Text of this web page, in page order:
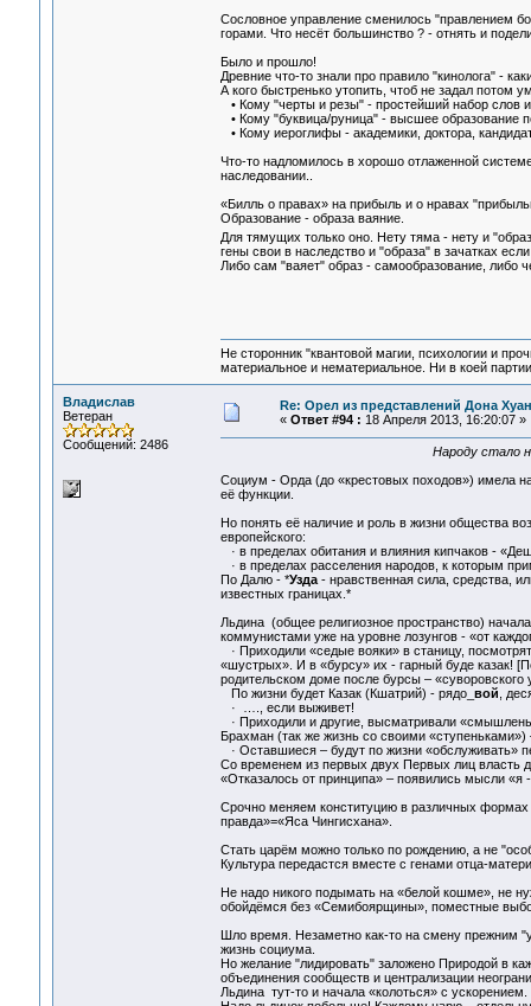
Сословное управление сменилось "правлением
горами. Что несёт большинство ? - отнять и
Было и прошло!
Древние что-то знали про правило "кинолога" -
А кого быстренько утопить, чтоб не задал
• Кому "черты и резы" - простейший набор слов
• Кому "буквица/руница" - высшее образование
• Кому иероглифы - академики, доктора,
Что-то надломилось в хорошо отлаженной
наследовании..
«Билль о правах» на прибыль и о нравах
Образование - образа ваяние.
Для тямущих только оно. Нету тяма - нету и
гены свои в наследство и "образа" в зачатках
Либо сам "ваяет" образ - самообразование, либо
Не сторонник "квантовой магии, психологии и
материальное и нематериальное. Ни в коей
Владислав
Ветеран
Сообщений: 2486
Re: Орел из представлений Дона
« Ответ #94 : 18 Апреля 2013, 16:20:07 »
Народу стало
Социум - Орда (до «крестовых походов») имела
её функции.
Но понять её наличие и роль в жизни общества
европейского:
· в пределах обитания и влияния кипчаков -
· в пределах расселения народов, к которым
По Далю - *Узда - нравственная сила, средства,
известных границах.*
Льдина (общее религиозное пространство)
коммунистами уже на уровне лозунгов - «от
· Приходили «седые вояки» в станицу,
«шустрых». И в «бурсу» их - гарный буде казак!
родительском доме после бурсы – «суворовского
По жизни будет Казак (Кшатрий) - рядо_ вой ,
· …., если выживет!
· Приходили и другие, высматривали
Брахман (так же жизнь со своими
· Оставшиеся – будут по жизни «обслуживать»
Со временем из первых двух Первых лиц власть
«Отказалось от принципа» – появились мысли
Срочно меняем конституцию в различных
правда»=«Яса Чингисхана».
Стать царём можно только по рождению, а не
Культура передастся вместе с генами отца-
Не надо никого подымать на «белой кошме», не
обойдёмся без «Семибоярщины», поместные
Шло время. Незаметно как-то на смену прежним
жизнь социума.
Но желание "лидировать" заложено Природой в
объединения сообществ и централизации
Льдина тут-то и начала «колоться» с